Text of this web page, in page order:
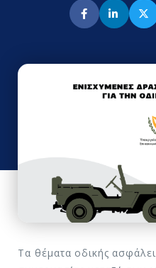
Τα θέματα οδικής